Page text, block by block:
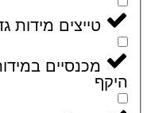
טייצים מידות
מכנסיים במידות